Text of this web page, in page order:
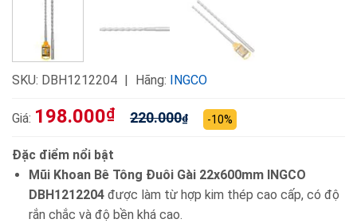
SKU: DBH1212204 Hãng: INGCO
Giá: 198.000₫ 220.000₫ -10%
Đặc điểm nổi bật
Mũi Khoan Bê Tông Đuôi Gài 22x600mm INGCO
DBH1212204được làm từ hợp kim thép cao cấp, có độ
rắn chắc và độ bền khá cao.